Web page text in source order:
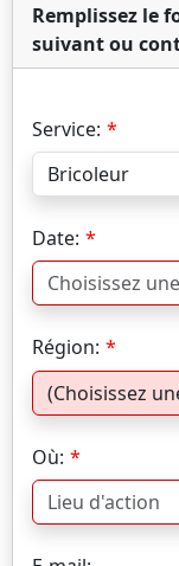
Remplissez le
suivant ou
Service:
Date:
Région:
Où: